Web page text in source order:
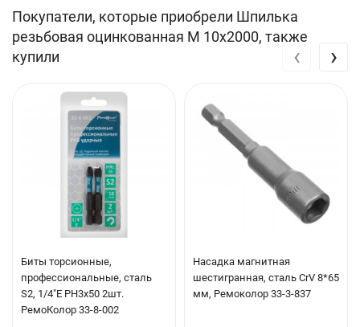
Покупатели, которые приобрели Шпилька
резьбовая оцинкованная М 10х2000, также
купили
Биты торсионные,
профессиональные, сталь
S2, 1/4"E PH3х50 2шт.
РемоКолор 33-8-002
Насадка магнитная
шестигранная, сталь CrV 8*65
мм, Ремоколор 33-3-837
‹ ›